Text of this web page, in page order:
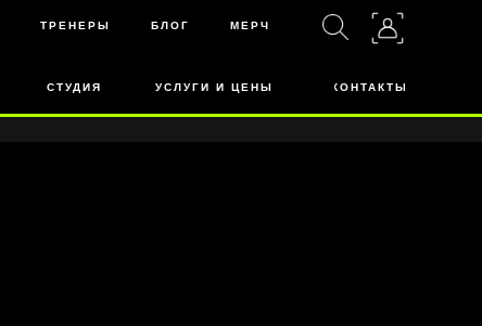
МЕРЧ
БЛОГ
СТУДИЯ КОНТАКТЫ
ТРЕНЕРЫ
УСЛУГИ И ЦЕНЫ